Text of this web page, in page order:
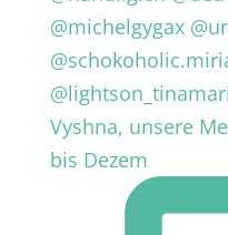
Vyshna, unsere
bis Dezem